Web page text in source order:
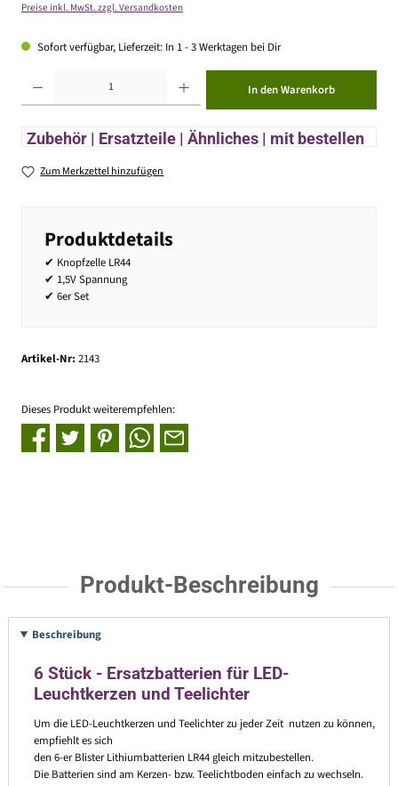
Preise inkl. MwSt. zzgl. Versandkosten
Sofort verfügbar, Lieferzeit: In 1 - 3 Werktagen bei Dir
In den Warenkorb
Zubehör | Ersatzteile | Ähnliches | mit bestellen
Zum Merkzettel hinzufügen
Produktdetails
✔ Knopfzelle LR44
✔ 1,5V Spannung
✔ 6er Set
Artikel-Nr: 2143
Dieses Produkt weiterempfehlen:
Produkt-Beschreibung
Beschreibung
6 Stück - Ersatzbatterien für LED-
Leuchtkerzen und Teelichter
Um die LED-Leuchtkerzen und Teelichter zu jeder Zeit nutzen zu können,
empfiehlt es sich
den 6-er Blister Lithiumbatterien LR44 gleich mitzubestellen.
Die Batterien sind am Kerzen- bzw. Teelichtboden einfach zu wechseln.